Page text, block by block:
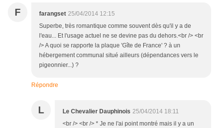
F farangset 25/04/2014 12:15
Superbe, très romantique comme souvent dès qu'il y a de
l'eau... Et l'usage actuel ne se devine pas du dehors.<br /> <br
/> A quoi se rapporte la plaque 'Gîte de France' ? à un
hébergement communal situé ailleurs (dépendances vers le
pigeonnier...) ?
Répondre
L Le Chevalier Dauphinois 25/04/2014 18:11
<br /> <br /> * Je ne l'ai point montré mais il y a un